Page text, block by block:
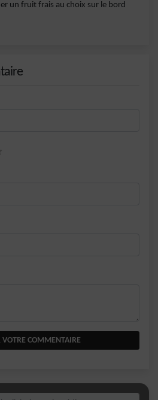
un fruit frais au choix sur le bord
VOTRE COMMENTAIRE